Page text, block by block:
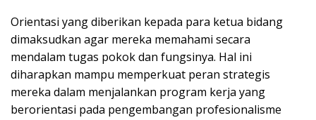
Orientasi yang diberikan kepada para ketua bidang
dimaksudkan agar mereka memahami secara
mendalam tugas pokok dan fungsinya. Hal ini
diharapkan mampu memperkuat peran strategis
mereka dalam menjalankan program kerja yang
berorientasi pada pengembangan profesionalisme